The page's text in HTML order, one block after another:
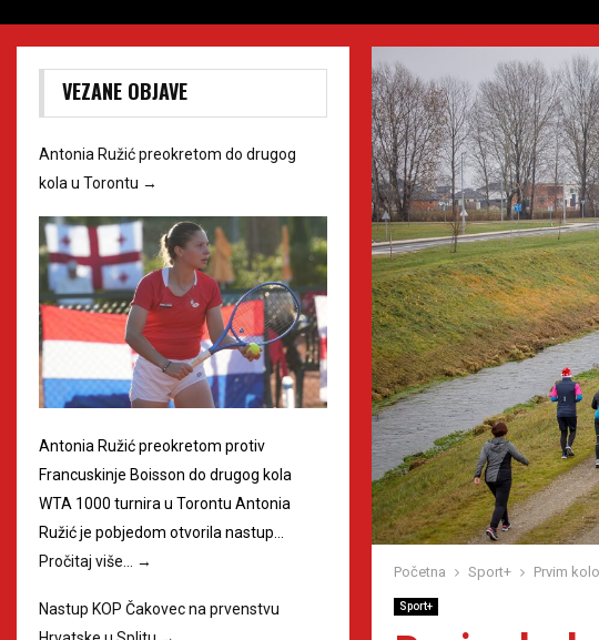
Početna Sport+ Prvim
Sport+
VEZANE OBJAVE
Antonia Ružić preokretom do drugog
kola u Torontu →
Antonia Ružić preokretom protiv
Francuskinje Boisson do drugog kola
WTA 1000 turnira u Torontu Antonia
Ružić je pobjedom otvorila nastup…
Pročitaj više… →
Nastup KOP Čakovec na prvenstvu